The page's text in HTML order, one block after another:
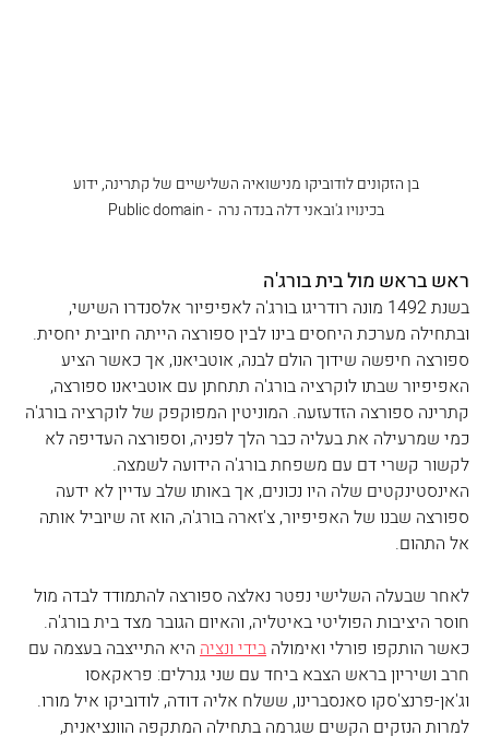
בן הזקונים לודוביקו מנישואיה השלישיים של קתרינה, ידוע
בכינויו ג'ובאני דלה בנדה נרה  - Public domain
ראש בראש מול בית בורג'ה
בשנת 1492 מונה רודריגו בורג'ה לאפיפיור אלסנדרו השישי,
ובתחילה מערכת היחסים בינו לבין ספורצה הייתה חיובית יחסית.
ספורצה חיפשה שידוך הולם לבנה, אוטביאנו, אך כאשר הציע
האפיפיור שבתו לוקרציה בורג'ה תתחתן עם אוטביאנו ספורצה,
קתרינה ספורצה הזדעזעה. המוניטין המפוקפק של לוקרציה בורג'ה
כמי שמרעילה את בעליה כבר הלך לפניה, וספורצה העדיפה לא
לקשור קשרי דם עם משפחת בורג'ה הידועה לשמצה.
האינסטינקטים שלה היו נכונים, אך באותו שלב עדיין לא ידעה
ספורצה שבנו של האפיפיור, צ'זארה בורג'ה, הוא זה שיוביל אותה
אל התהום.
לאחר שבעלה השלישי נפטר נאלצה ספורצה להתמודד לבדה מול
חוסר היציבות הפוליטי באיטליה, והאיום הגובר מצד בית בורג'ה.
כאשר הותקפו פורלי ואימולה בידי ונציה היא התייצבה בעצמה עם
חרב ושיריון בראש הצבא ביחד עם שני גנרלים: פראקאסו
וג'אן-פרנצ'סקו סאנסברינו, ששלח אליה דודה, לודוביקו איל מורו.
למרות הנזקים הקשים שגרמה בתחילה המתקפה הוונציאנית,